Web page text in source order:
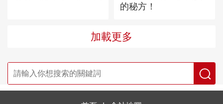
的秘方！
加載更多